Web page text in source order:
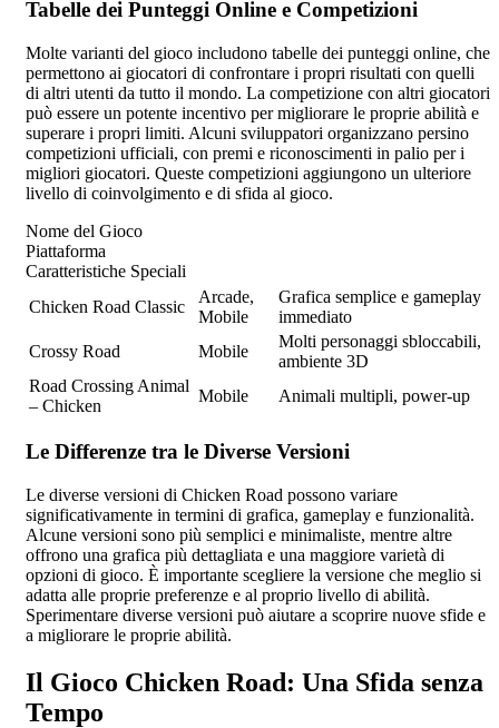
Tabelle dei Punteggi Online e Competizioni
Molte varianti del gioco includono tabelle dei punteggi online, che
permettono ai giocatori di confrontare i propri risultati con quelli
di altri utenti da tutto il mondo. La competizione con altri giocatori
può essere un potente incentivo per migliorare le proprie abilità e
superare i propri limiti. Alcuni sviluppatori organizzano persino
competizioni ufficiali, con premi e riconoscimenti in palio per i
migliori giocatori. Queste competizioni aggiungono un ulteriore
livello di coinvolgimento e di sfida al gioco.
Nome del Gioco
Piattaforma
Caratteristiche Speciali
Chicken Road Classic
Arcade,
Mobile
Grafica semplice e gameplay
immediato
Crossy Road
Mobile
Molti personaggi sbloccabili,
ambiente 3D
Road Crossing Animal
– Chicken
Mobile Animali multipli, power-up
Le Differenze tra le Diverse Versioni
Le diverse versioni di Chicken Road possono variare
significativamente in termini di grafica, gameplay e funzionalità.
Alcune versioni sono più semplici e minimaliste, mentre altre
offrono una grafica più dettagliata e una maggiore varietà di
opzioni di gioco. È importante scegliere la versione che meglio si
adatta alle proprie preferenze e al proprio livello di abilità.
Sperimentare diverse versioni può aiutare a scoprire nuove sfide e
a migliorare le proprie abilità.
Il Gioco Chicken Road: Una Sfida senza
Tempo